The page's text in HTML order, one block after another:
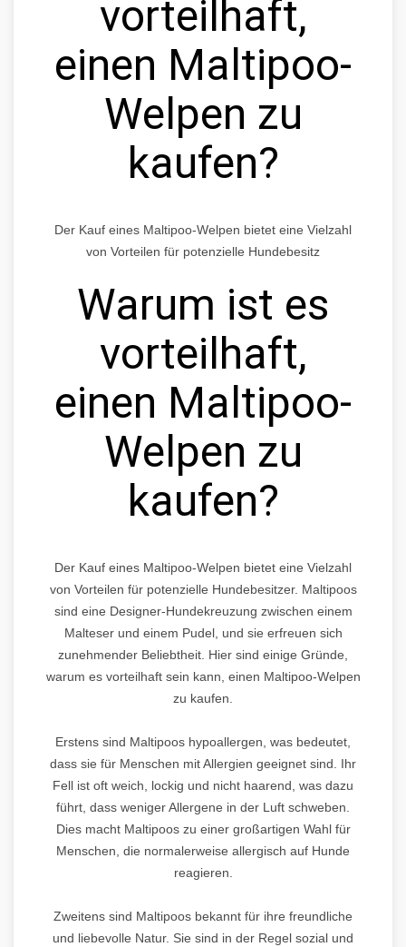
vorteilhaft,
einen Maltipoo-
Welpen zu
kaufen?
Der Kauf eines Maltipoo-Welpen bietet eine Vielzahl
von Vorteilen für potenzielle Hundebesitz
Warum ist es
vorteilhaft,
einen Maltipoo-
Welpen zu
kaufen?
Der Kauf eines Maltipoo-Welpen bietet eine Vielzahl
von Vorteilen für potenzielle Hundebesitzer. Maltipoos
sind eine Designer-Hundekreuzung zwischen einem
Malteser und einem Pudel, und sie erfreuen sich
zunehmender Beliebtheit. Hier sind einige Gründe,
warum es vorteilhaft sein kann, einen Maltipoo-Welpen
zu kaufen.
Erstens sind Maltipoos hypoallergen, was bedeutet,
dass sie für Menschen mit Allergien geeignet sind. Ihr
Fell ist oft weich, lockig und nicht haarend, was dazu
führt, dass weniger Allergene in der Luft schweben.
Dies macht Maltipoos zu einer großartigen Wahl für
Menschen, die normalerweise allergisch auf Hunde
reagieren.
Zweitens sind Maltipoos bekannt für ihre freundliche
und liebevolle Natur. Sie sind in der Regel sozial und